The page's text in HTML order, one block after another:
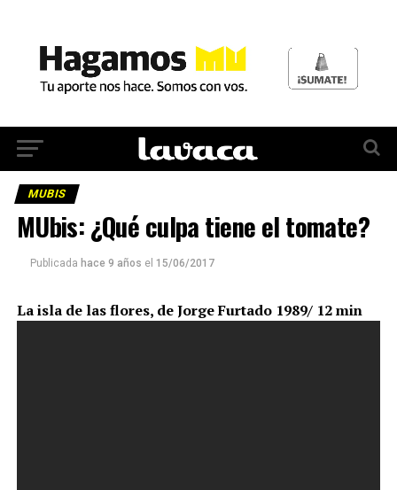
MUBIS
MUbis: ¿Qué culpa tiene el tomate?
Publicada hace 9 años el 15/06/2017
La isla de las flores, de Jorge Furtado 1989/ 12 min